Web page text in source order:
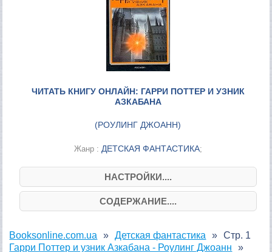
ЧИТАТЬ КНИГУ ОНЛАЙН: ГАРРИ ПОТТЕР И УЗНИК
АЗКАБАНА
(РОУЛИНГ ДЖОАНН)
Жанр : ДЕТСКАЯ ФАНТАСТИКА;
НАСТРОЙКИ....
СОДЕРЖАНИЕ....
Booksonline.com.ua
Детская фантастика
Гарри Поттер и узник Азкабана - Роулинг Джоанн
Стр. 1